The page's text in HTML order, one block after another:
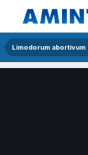
Limodorum abortivum